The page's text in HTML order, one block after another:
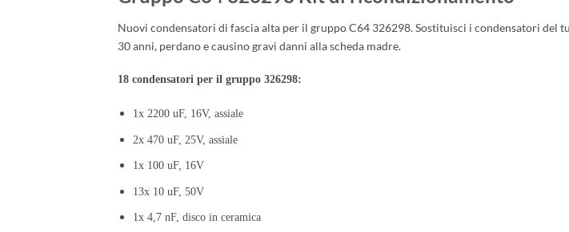
Nuovi condensatori di fascia alta per il gruppo C64 326298. Sostituisci i condensatori
30 anni, perdano e causino gravi danni alla scheda madre.
18 condensatori per il gruppo 326298:
1x 2200 uF, 16V, assiale
2x 470 uF, 25V, assiale
1x 100 uF, 16V
13x 10 uF, 50V
1x 4,7 nF, disco in ceramica